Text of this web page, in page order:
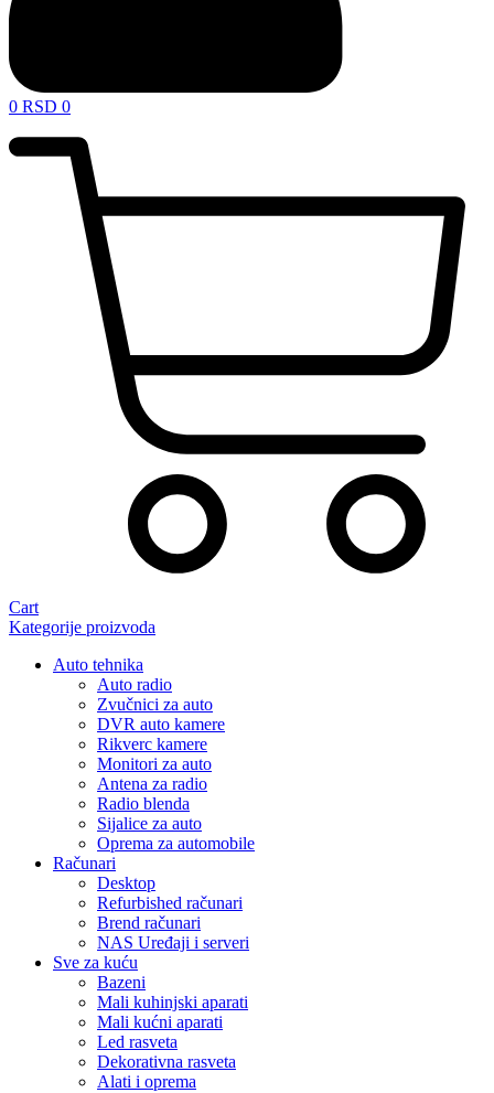
0 RSD 0
Cart
Kategorije proizvoda
Auto tehnika
Auto radio
Zvučnici za auto
DVR auto kamere
Rikverc kamere
Monitori za auto
Antena za radio
Radio blenda
Sijalice za auto
Oprema za automobile
Računari
Desktop
Refurbished računari
Brend računari
NAS Uređaji i serveri
Sve za kuću
Bazeni
Mali kuhinjski aparati
Mali kućni aparati
Led rasveta
Dekorativna rasveta
Alati i oprema